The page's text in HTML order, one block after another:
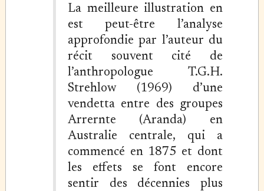
La meilleure illustration en
est peut-être l’analyse
approfondie par l’auteur du
récit souvent cité de
l’anthropologue T.G.H.
Strehlow (1969) d’une
vendetta entre des groupes
Arrernte (Aranda) en
Australie centrale, qui a
commencé en 1875 et dont
les effets se font encore
sentir des décennies plus